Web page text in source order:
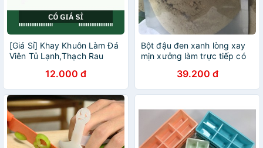
[Giá Sỉ] Khay Khuôn Làm Đá
Viên Tủ Lạnh,Thạch Rau
Nhiều Hình 36 Ô
12.000 đ
Bột đậu đen xanh lòng xay
mịn xưởng làm trực tiếp có
39.200 đ